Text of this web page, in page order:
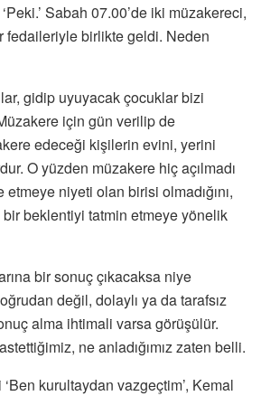
Sabah 07.00’de iki müzakereci,
fedaileriyle birlikte geldi. Neden
gidip uyuyacak çocuklar bizi
için gün verilip de
edeceği kişilerin evini, yerini
O yüzden müzakere hiç açılmadı
etmeye niyeti olan birisi olmadığını,
beklentiyi tatmin etmeye yönelik
bir sonuç çıkacaksa niye
değil, dolaylı ya da tarafsız
alma ihtimali varsa görüşülür.
ne anladığımız zaten belli.
kurultaydan vazgeçtim’, Kemal